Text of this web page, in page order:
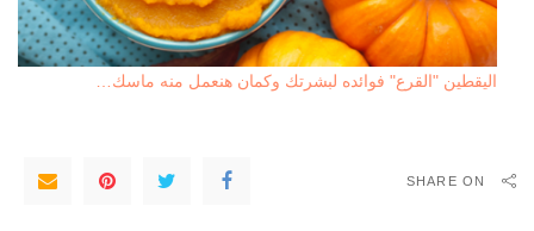
اليقطين "القرع" فوائده لبشرتك وكمان هنعمل منه ماسك…
SHARE ON